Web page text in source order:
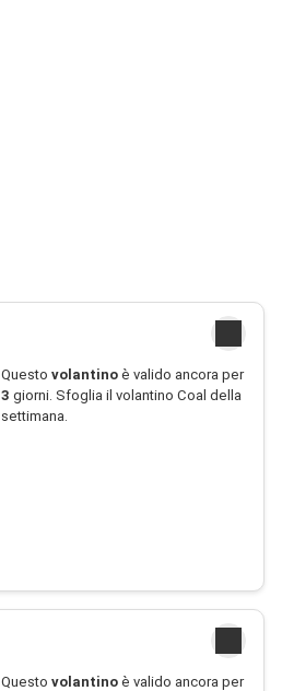
Questo volantinoè valido ancora per
3 giorni. Sfoglia il volantino Coal della
settimana.
Questo volantinoè valido ancora per